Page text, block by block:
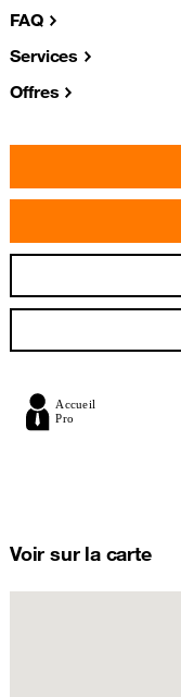
FAQ
Services
Offres
Voir sur la carte